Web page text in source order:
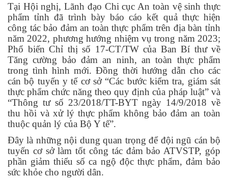
Tại Hội nghị, Lãnh đạo Chi cục An toàn vệ sinh thực
phẩm tỉnh đã trình bày báo cáo kết quả thực hiện
công tác bảo đảm an toàn thực phẩm trên địa bàn tỉnh
năm 2022, phương hướng nhiệm vụ trong năm 2023;
Phổ biến Chỉ thị số 17-CT/TW của Ban Bí thư về
Tăng cường bảo đảm an ninh, an toàn thực phẩm
trong tình hình mới. Đồng thời hướng dẫn cho các
cán bộ tuyến y tế cơ sở “Các bước kiểm tra, giám sát
thực phẩm chức năng theo quy định của pháp luật” và
“Thông tư số 23/2018/TT-BYT ngày 14/9/2018 về
thu hồi và xử lý thực phẩm không bảo đảm an toàn
thuộc quản lý của Bộ Y tế”.
Đây là những nội dung quan trọng để đội ngũ cán bộ
tuyến cơ sở làm tốt công tác đảm bảo ATVSTP, góp
phần giảm thiểu số ca ngộ độc thực phẩm, đảm bảo
sức khỏe cho người dân.